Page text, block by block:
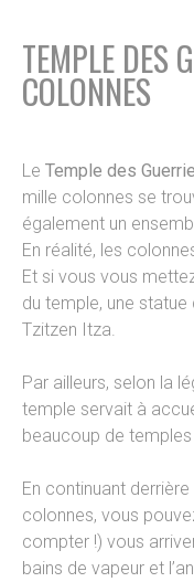
TEMPLE DES
COLONNES
Le Temple des
mille colonnes se
également un
En réalité, les
Et si vous vous
du temple, une statue
Tzitzen Itza.
Par ailleurs, selon la
temple servait à
beaucoup de temples
En continuant
colonnes, vous
compter !) vous
bains de vapeur et